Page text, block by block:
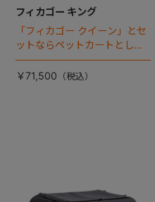
フィカゴー キング
「フィカゴー クイーン」とセ
ットならペットカートとして
使える、耐荷重50kgの大型犬
向け車体登場！
￥71,500